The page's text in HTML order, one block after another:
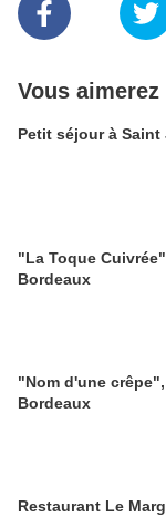
Vous aimerez
Petit séjour à Saint
"La Toque
Bordeaux
"Nom d'une
Bordeaux
Restaurant Le